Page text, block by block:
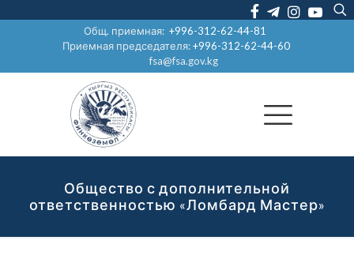
Общ. приемная:+996-312-62-44-81
Приемная председателя:+996-312-62-44-60
fsa@fsa.gov.kg
Общество с дополнительной
ответственностью «Ломбард Мастер»